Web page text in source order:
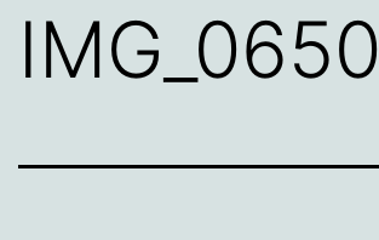
IMG_0650